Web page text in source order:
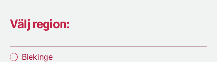
Välj region:
Blekinge